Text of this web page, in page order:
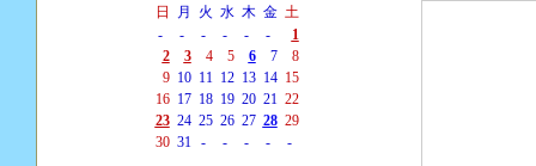
日
月 火 水 木 金 土
-
- - - - -
1
2
3 4 5 6 7
8
9 10 11 12 13 14 15
16 17 18 19 20 21 22
23 24 25 26 27 28 29
30 31 - - - - -